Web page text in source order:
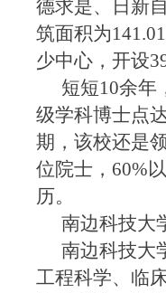
德求是、日新
筑面积为
少中心，开设
短短10余年
级学科博士点
期，该校还是
位院士，60%
历。
南边科技大
南边科技大
工程科学、临